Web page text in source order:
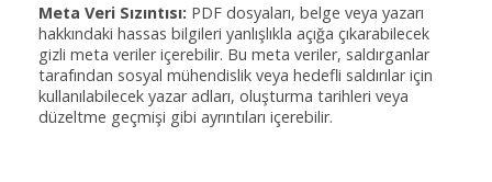
Meta Veri Sızıntısı: PDF dosyaları, belge veya yazarı
hakkındaki hassas bilgileri yanlışlıkla açığa çıkarabilecek
gizli meta veriler içerebilir. Bu meta veriler, saldırganlar
tarafından sosyal mühendislik veya hedefli saldırılar için
kullanılabilecek yazar adları, oluşturma tarihleri veya
düzeltme geçmişi gibi ayrıntıları içerebilir.